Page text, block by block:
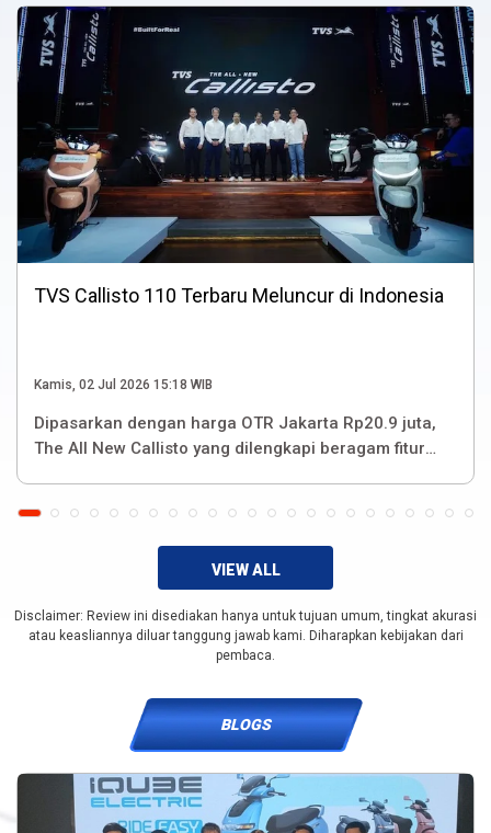
TVS Callisto 110 Terbaru Meluncur di Indonesia
Kamis, 02 Jul 2026 15:18 WIB
Dipasarkan dengan harga OTR Jakarta Rp20.9 juta,
The All New Callisto yang dilengkapi beragam fitur
VIEW ALL
Disclaimer: Review ini disediakan hanya untuk tujuan umum, tingkat akurasi
atau keasliannya diluar tanggung jawab kami. Diharapkan kebijakan dari
pembaca.
BLOGS